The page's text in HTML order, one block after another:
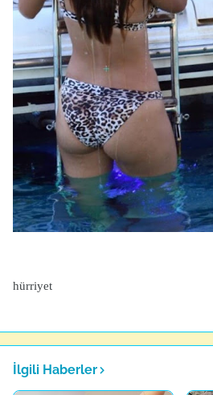
hürriyet
İlgili Haberler